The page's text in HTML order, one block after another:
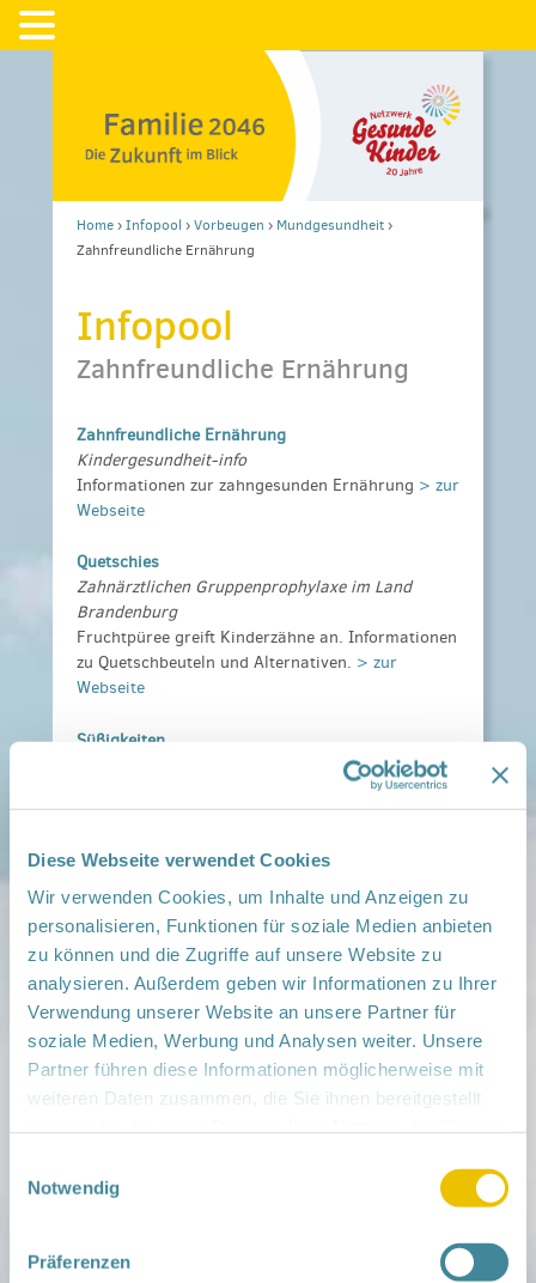
Diese Webseite verwendet Cookies
Wir verwenden Cookies, um Inhalte und Anzeigen zu
personalisieren, Funktionen für soziale Medien anbieten
zu können und die Zugriffe auf unsere Website zu
analysieren. Außerdem geben wir Informationen zu Ihrer
Verwendung unserer Website an unsere Partner für
soziale Medien, Werbung und Analysen weiter. Unsere
Partner führen diese Informationen möglicherweise mit
weiteren Daten zusammen, die Sie ihnen bereitgestellt
Notwendig
Präferenzen
Home›Infopool ›Vorbeugen › Mundgesundheit›
Zahnfreundliche Ernährung
Infopool
Zahnfreundliche Ernährung
Zahnfreundliche Ernährung
Kindergesundheit-info
Informationen zur zahngesunden Ernährung > zur
Webseite
Quetschies
Zahnärztlichen Gruppenprophylaxe im Land
Brandenburg
Fruchtpüree greift Kinderzähne an. Informationen
zu Quetschbeuteln und Alternativen. > zur
Webseite
Süßigkeiten
Worauf es beim Verzehr von Süßigkeiten
ankommt.> zur Webseite
> zurück zur Übersicht „Mundgesundhei